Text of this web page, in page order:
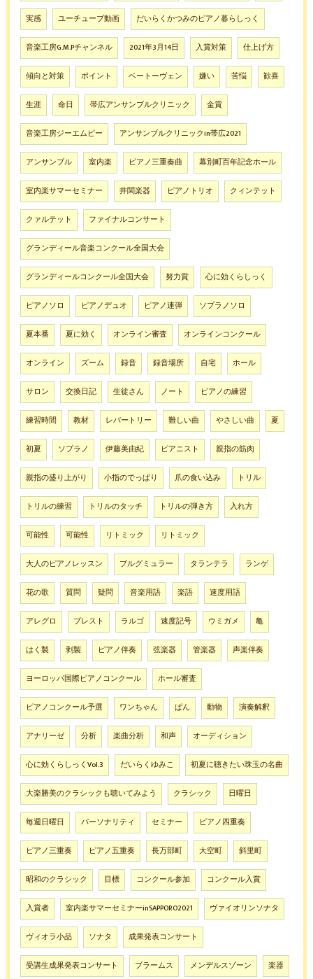
実感 ユーチューブ動画 だいらくかつみのピアノ暮らしっく
音楽工房G.M.Pチャンネル 2021年3月14日 入賞対策 仕上げ方
傾向と対策 ポイント ベートーヴェン 嫌い 苦悩 歓喜
生涯 命日 帯広アンサンブルクリニック 金賞
音楽工房ジーエムピー アンサンブルクリニックin帯広2021
アンサンブル 室内楽 ピアノ三重奏曲 幕別町百年記念ホール
室内楽サマーセミナー 井関楽器 ピアノトリオ クィンテット
クァルテット ファイナルコンサート
グランディール音楽コンクール全国大会
グランディールコンクール全国大会 努力賞 心に効くらしっく
ピアノソロ ピアノデュオ ピアノ連弾 ソプラノソロ
夏本番 夏に効く オンライン審査 オンラインコンクール
オンライン ズーム 録音 録音場所 自宅 ホール
サロン 交換日記 生徒さん ノート ピアノの練習
練習時間 教材 レパートリー 難しい曲 やさしい曲 夏
初夏 ソプラノ 伊藤美由紀 ピアニスト 親指の筋肉
親指の盛り上がり 小指のでっぱり 爪の食い込み トリル
トリルの練習 トリルのタッチ トリルの弾き方 入れ方
可能性 可能性 リトミック リトミック
大人のピアノレッスン ブルグミュラー タランテラ ランゲ
花の歌 質問 疑問 音楽用語 楽語 速度用語
アレグロ プレスト ラルゴ 速度記号 ウミガメ 亀
はく製 剥製 ピアノ伴奏 弦楽器 管楽器 声楽伴奏
ヨーロッパ国際ピアノコンクール ホール審査
ピアノコンクール予選 ワンちゃん ぱん 動物 演奏解釈
アナリーゼ 分析 楽曲分析 和声 オーディション
心に効くらしっくVol.3 だいらくゆみこ 初夏に聴きたい珠玉の名曲
大楽勝美のクラシックも聴いてみよう クラシック 日曜日
毎週日曜日 パーソナリティ セミナー ピアノ四重奏
ピアノ三重奏 ピアノ五重奏 長万部町 大空町 斜里町
昭和のクラシック 目標 コンクール参加 コンクール入賞
入賞者 室内楽サマーセミナーinSAPPORO2021 ヴァイオリンソナタ
ヴィオラ小品 ソナタ 成果発表コンサート
受講生成果発表コンサート ブラームス メンデルスゾーン 楽器